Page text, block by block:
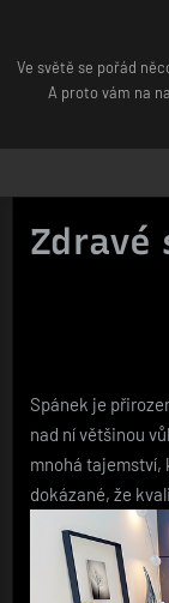
content
Ve světě se pořád
A proto vám na
Zdravé
Spánek je
nad ní většinou
mnohá tajemství,
dokázané, že